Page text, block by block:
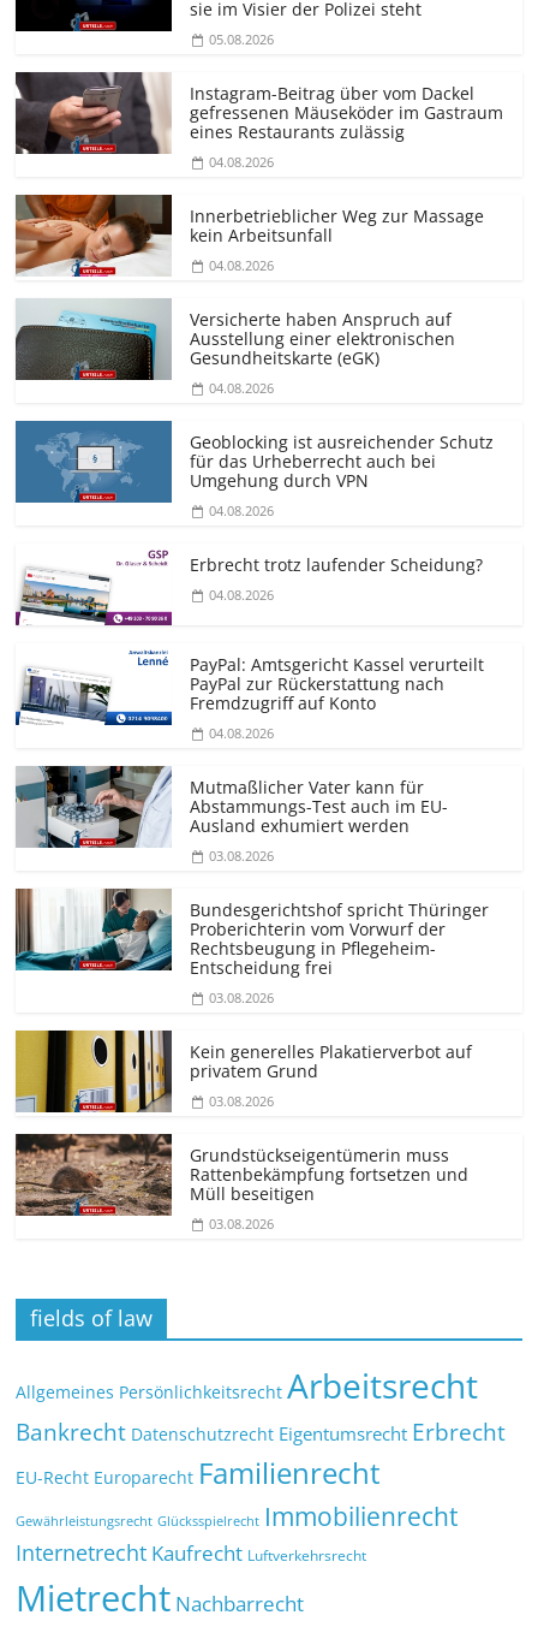
sie im Visier der Polizei steht
05.08.2026
Instagram-Beitrag über vom Dackel
gefressenen Mäuseköder im Gastraum
eines Restaurants zulässig
04.08.2026
Innerbetrieblicher Weg zur Massage
kein Arbeitsunfall
04.08.2026
Versicherte haben Anspruch auf
Ausstellung einer elektronischen
Gesundheitskarte (eGK)
04.08.2026
Geoblocking ist ausreichender Schutz
für das Urheberrecht auch bei
Umgehung durch VPN
04.08.2026
Erbrecht trotz laufender Scheidung?
04.08.2026
PayPal: Amtsgericht Kassel verurteilt
PayPal zur Rückerstattung nach
Fremdzugriff auf Konto
04.08.2026
Mutmaßlicher Vater kann für
Abstammungs-Test auch im EU-
Ausland exhumiert werden
03.08.2026
Bundesgerichtshof spricht Thüringer
Proberichterin vom Vorwurf der
Rechtsbeugung in Pflegeheim-
Entscheidung frei
03.08.2026
Kein generelles Plakatierverbot auf
privatem Grund
03.08.2026
Grundstücks­eigentümerin muss
Rattenbekämpfung fortsetzen und
Müll beseitigen
03.08.2026
fields of law
Allgemeines Persönlichkeitsrecht Arbeitsrecht
Bankrecht Datenschutzrecht Eigentumsrecht Erbrecht
EU-Recht Europarecht Familienrecht
Gewährleistungsrecht Glücksspielrecht Immobilienrecht
Internetrecht Kaufrecht Luftverkehrsrecht
Mietrecht Nachbarrecht